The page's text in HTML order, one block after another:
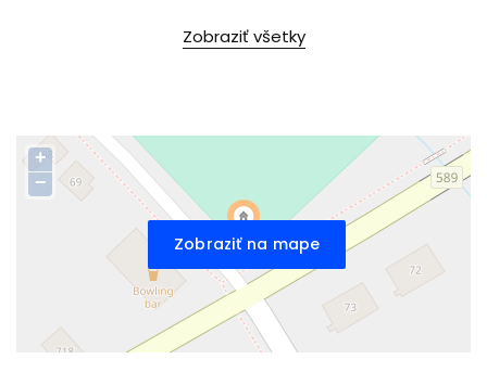
Zobraziť všetky
Zobraziť na mape
+
−